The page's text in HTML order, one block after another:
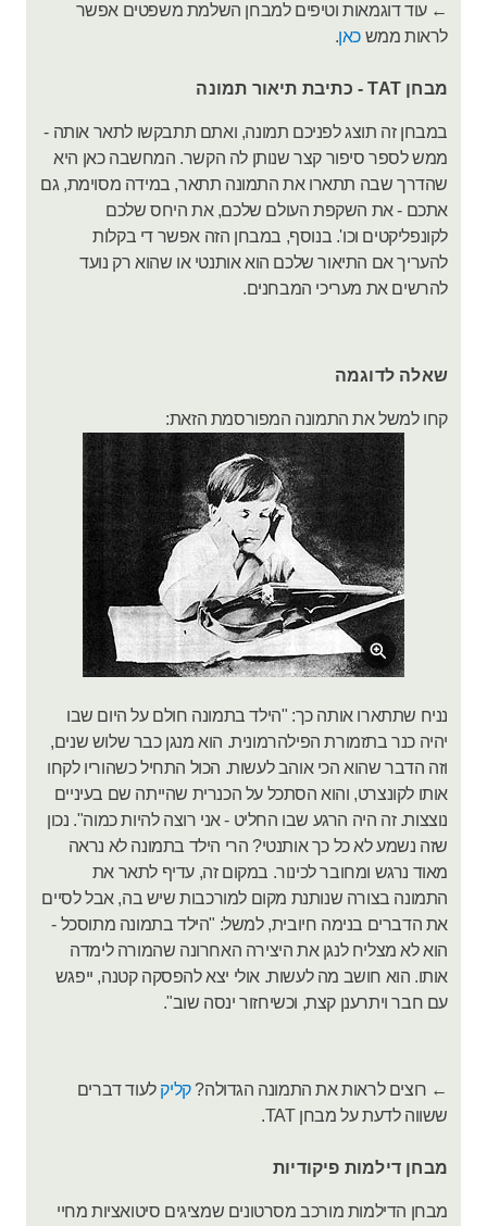
← עוד דוגמאות וטיפים למבחן השלמת משפטים אפשר
לראות ממש כאן.
מבחן TAT - כתיבת תיאור תמונה
במבחן זה תוצג לפניכם תמונה, ואתם תתבקשו לתאר אותה -
ממש לספר סיפור קצר שנותן לה הקשר. המחשבה כאן היא
שהדרך שבה תתארו את התמונה תתאר, במידה מסוימת, גם
אתכם - את השקפת העולם שלכם, את היחס שלכם
לקונפליקטים וכו'. בנוסף, במבחן הזה אפשר די בקלות
להעריך אם התיאור שלכם הוא אותנטי או שהוא רק נועד
להרשים את מעריכי המבחנים.
שאלה לדוגמה
קחו למשל את התמונה המפורסמת הזאת:
נניח שתתארו אותה כך: "הילד בתמונה חולם על היום שבו
יהיה כנר בתזמורת הפילהרמונית. הוא מנגן כבר שלוש שנים,
וזה הדבר שהוא הכי אוהב לעשות. הכול התחיל כשהוריו לקחו
אותו לקונצרט, והוא הסתכל על הכנרית שהייתה שם בעיניים
נוצצות. זה היה הרגע שבו החליט - אני רוצה להיות כמוה". נכון
שזה נשמע לא כל כך אותנטי? הרי הילד בתמונה לא נראה
מאוד נרגש ומחובר לכינור. במקום זה, עדיף לתאר את
התמונה בצורה שנותנת מקום למורכבות שיש בה, אבל לסיים
את הדברים בנימה חיובית, למשל: "הילד בתמונה מתוסכל -
הוא לא מצליח לנגן את היצירה האחרונה שהמורה לימדה
אותו. הוא חושב מה לעשות. אולי יצא להפסקה קטנה, ייפגש
עם חבר ויתרענן קצת, וכשיחזור ינסה שוב".
← רוצים לראות את התמונה הגדולה?קליק לעוד דברים
ששווה לדעת על מבחן TAT.
מבחן דילמות פיקודיות
מבחן הדילמות מורכב מסרטונים שמציגים סיטואציות מחיי